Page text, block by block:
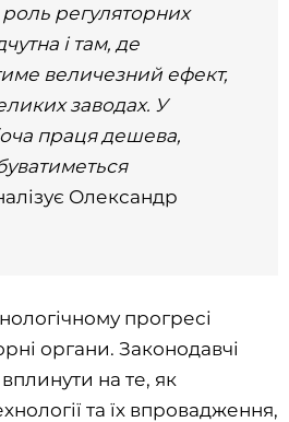
роль регуляторних
і там, де
величезний ефект,
заводах. У
праця дешева,
Олександр
прогресі
органи. Законодавчі
на те, як
та їх впровадження,